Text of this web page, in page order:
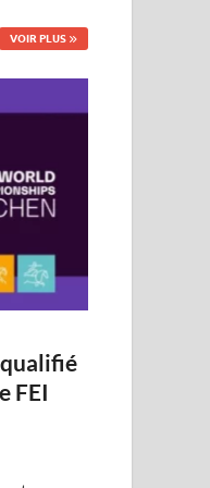
VOIR PLUS
FEI